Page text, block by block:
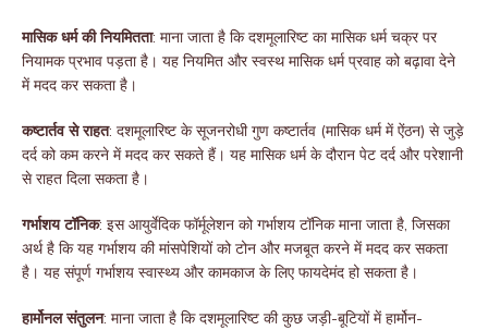
मासिक धर्म की नियमितता: माना जाता है कि दशमूलारिष्ट का मासिक धर्म चक्र पर
नियामक प्रभाव पड़ता है। यह नियमित और स्वस्थ मासिक धर्म प्रवाह को बढ़ावा देने
में मदद कर सकता है।
कष्टार्तव से राहत: दशमूलारिष्ट के सूजनरोधी गुण कष्टार्तव (मासिक धर्म में ऐंठन) से जुड़े
दर्द को कम करने में मदद कर सकते हैं। यह मासिक धर्म के दौरान पेट दर्द और परेशानी
से राहत दिला सकता है।
गर्भाशय टॉनिक: इस आयुर्वेदिक फॉर्मूलेशन को गर्भाशय टॉनिक माना जाता है, जिसका
अर्थ है कि यह गर्भाशय की मांसपेशियों को टोन और मजबूत करने में मदद कर सकता
है। यह संपूर्ण गर्भाशय स्वास्थ्य और कामकाज के लिए फायदेमंद हो सकता है।
हार्मोनल संतुलन: माना जाता है कि दशमूलारिष्ट की कुछ जड़ी-बूटियों में हार्मोन-